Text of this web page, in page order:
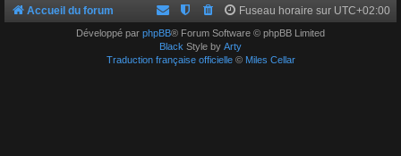
Accueil du forum Fuseau horaire sur UTC+02:00
Développé par phpBB® Forum Software © phpBB Limited
Black Style by Arty
Traduction française officielle© Miles Cellar